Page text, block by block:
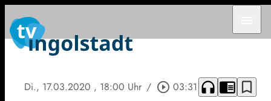
Di., 17.03.2020 , 18:00 Uhr / play_circle_outline 03:31 headphones chrome_reader_mode bookmark_border